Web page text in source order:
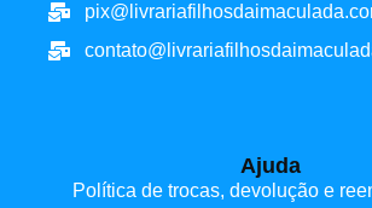
Ajuda
Política de trocas, devolução e